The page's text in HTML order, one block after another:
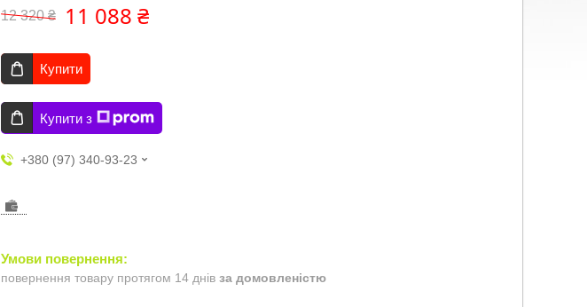
12 320 ₴ 11 088 ₴
Купити
Купити з
+380 (97) 340-93-23
повернення товару протягом 14 днів за домовленістю